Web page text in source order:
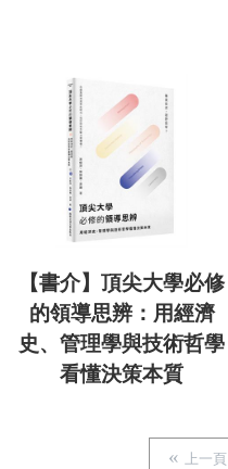
【書介】頂尖大學必修
的領導思辨：用經濟
史、管理學與技術哲學
看懂決策本質
上一頁